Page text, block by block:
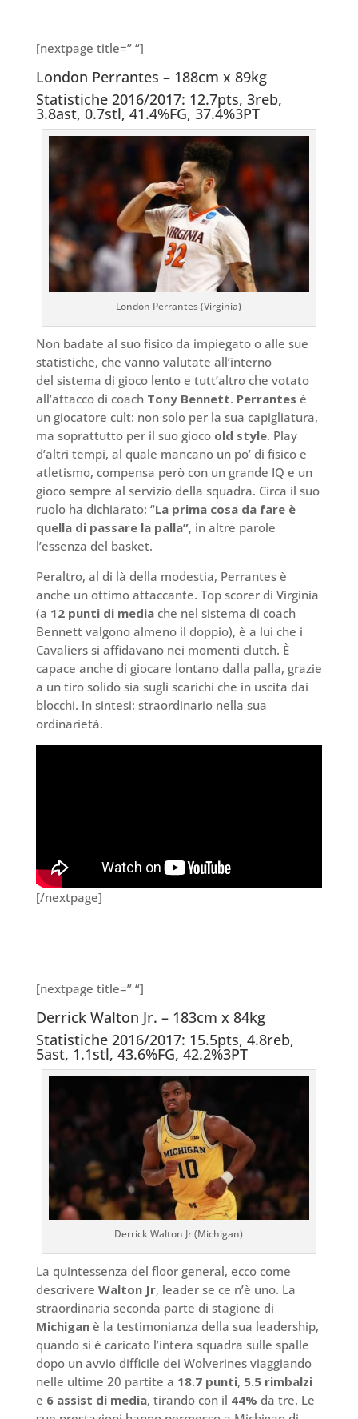
[nextpage title=” “]
London Perrantes – 188cm x 89kg
Statistiche 2016/2017: 12.7pts, 3reb,
3.8ast, 0.7stl, 41.4%FG, 37.4%3PT
London Perrantes (Virginia)
Non badate al suo fisico da impiegato o alle sue
statistiche, che vanno valutate all’interno
del sistema di gioco lento e tutt’altro che votato
all’attacco di coach Tony Bennett. Perrantes è
un giocatore cult: non solo per la sua capigliatura,
ma soprattutto per il suo gioco old style. Play
d’altri tempi, al quale mancano un po’ di fisico e
atletismo, compensa però con un grande IQ e un
gioco sempre al servizio della squadra. Circa il suo
ruolo ha dichiarato: “La prima cosa da fare è
quella di passare la palla”, in altre parole
l’essenza del basket.
Peraltro, al di là della modestia, Perrantes è
anche un ottimo attaccante. Top scorer di Virginia
(a 12 punti di mediache nel sistema di coach
Bennett valgono almeno il doppio), è a lui che i
Cavaliers si affidavano nei momenti clutch. È
capace anche di giocare lontano dalla palla, grazie
a un tiro solido sia sugli scarichi che in uscita dai
blocchi. In sintesi: straordinario nella sua
ordinarietà.
[/nextpage]
[nextpage title=” “]
Derrick Walton Jr. – 183cm x 84kg
Statistiche 2016/2017: 15.5pts, 4.8reb,
5ast, 1.1stl, 43.6%FG, 42.2%3PT
Derrick Walton Jr (Michigan)
La quintessenza del floor general, ecco come
descrivere Walton Jr, leader se ce n’è uno. La
straordinaria seconda parte di stagione di
Michiganè la testimonianza della sua leadership,
quando si è caricato l’intera squadra sulle spalle
dopo un avvio difficile dei Wolverines viaggiando
nelle ultime 20 partite a 18.7 punti, 5.5 rimbalzi
e 6 assist di media, tirando con il 44% da tre. Le